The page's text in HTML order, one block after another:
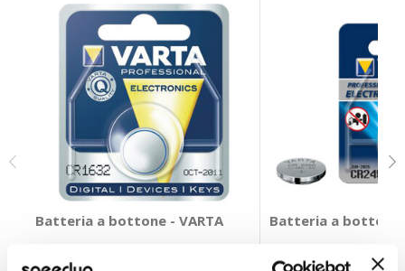
Batteria a bottone - VARTA Batteria a bottone